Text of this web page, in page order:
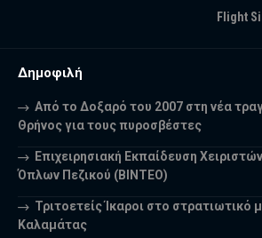
Flight
Δημοφιλή
Από το Δοξαρό του 2007 στη νέα
Θρήνος για τους πυροσβέστες
Επιχειρησιακή Εκπαίδευση
Όπλων Πεζικού (ΒΙΝΤΕΟ)
Τριτοετείς Ίκαροι στο στρατιωτικό
Καλαμάτας